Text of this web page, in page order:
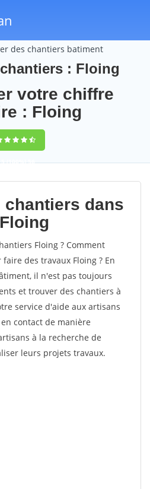
des chantiers batiment
: Floing
votre chiffre
: Floing
(100%)56
votes
chantiers dans
Floing ? Comment
des travaux Floing ? En
il n'est pas toujours
et trouver des chantiers à
service d'aide aux artisans
contact de manière
à la recherche de
leurs projets travaux.